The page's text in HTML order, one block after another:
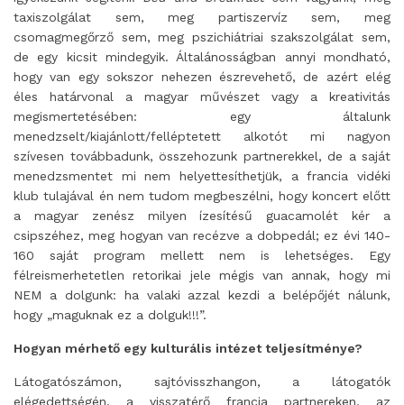
taxiszolgálat sem, meg partiszervíz sem, meg
csomagmegőrző sem, meg pszichiátriai szakszolgálat sem,
de egy kicsit mindegyik. Általánosságban annyi mondható,
hogy van egy sokszor nehezen észrevehető, de azért elég
éles határvonal a magyar művészet vagy a kreativitás
megismertetésében: egy általunk
menedzselt/kiajánlott/felléptetett alkotót mi nagyon
szívesen továbbadunk, összehozunk partnerekkel, de a saját
menedzsmentet mi nem helyettesíthetjük, a francia vidéki
klub tulajával én nem tudom megbeszélni, hogy koncert előtt
a magyar zenész milyen ízesítésű guacamolét kér a
csipszéhez, meg hogyan van recézve a dobpedál; ez évi 140-
160 saját program mellett nem is lehetséges. Egy
félreismerhetetlen retorikai jele mégis van annak, hogy mi
NEM a dolgunk: ha valaki azzal kezdi a belépőjét nálunk,
hogy „maguknak ez a dolguk!!!”.
Hogyan mérhető egy kulturális intézet teljesítménye?
Látogatószámon, sajtóvisszhangon, a látogatók
elégedettségén, a visszatérő francia partnereken, az